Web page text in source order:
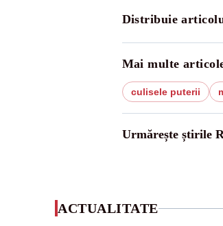
Distribuie
Mai multe
culisele puterii
Urmărește știrile
ACTUALITATE